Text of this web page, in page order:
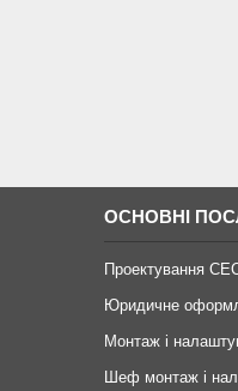
ОСНОВНІ
Проектування
Юридичне
Монтаж і
Шеф монтаж і